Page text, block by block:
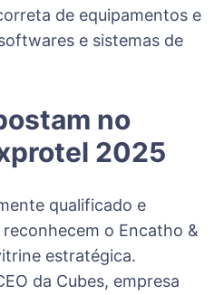
de equipamentos e
e sistemas de
no
2025
qualificado e
o Encatho &
estratégica.
da Cubes, empresa